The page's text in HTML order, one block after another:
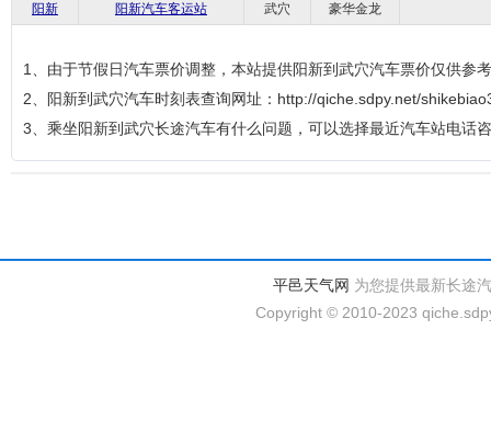
阳新
阳新汽车客运站 武穴 豪华金龙
1、由于节假日汽车票价调整，本站提供阳新到武穴汽车票价仅供参
2、阳新到武穴汽车时刻表查询网址：http://qiche.sdpy.net/
3、乘坐阳新到武穴长途汽车有什么问题，可以选择最近汽车站电话
平邑天气网 为您提供最新长途
Copyright © 2010-2023